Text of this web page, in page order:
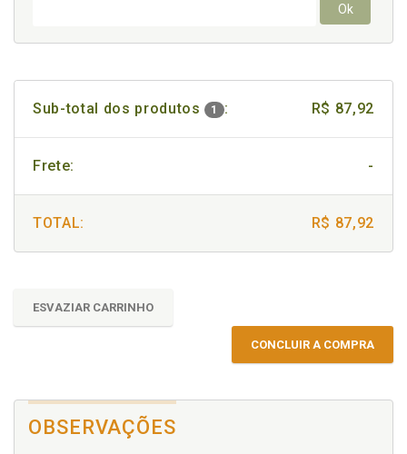
Ok
Sub-total dos produtos 1 : R$ 87,92
Frete: -
TOTAL: R$ 87,92
ESVAZIAR CARRINHO
CONCLUIR A COMPRA
OBSERVAÇÕES